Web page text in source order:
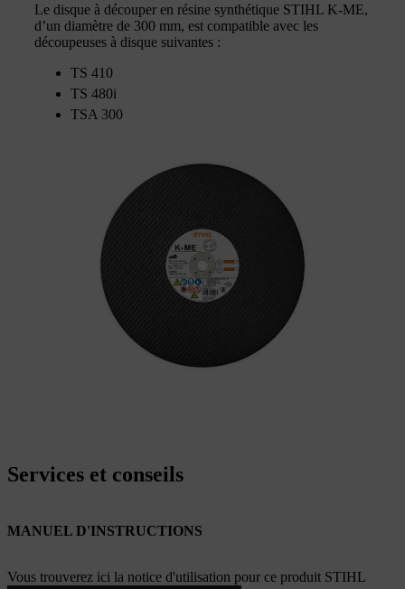
Le disque à découper en résine synthétique STIHL K-ME,
d’un diamètre de 300 mm, est compatible avec les
découpeuses à disque suivantes :
TS 410
TS 480i
TSA 300
Services et conseils
MANUEL D'INSTRUCTIONS
Vous trouverez ici la notice d'utilisation pour ce produit STIHL